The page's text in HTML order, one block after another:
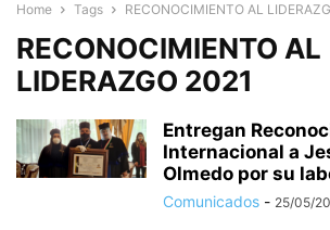
Home Tags RECONOCIMIENTO AL
RECONOCIMIENTO AL
LIDERAZGO 2021
Entregan
Internacional a
Olmedo por su
Comunicados - 25/05/